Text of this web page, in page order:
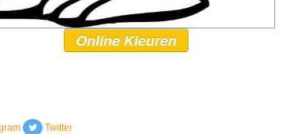
Online Kleuren
Twitter